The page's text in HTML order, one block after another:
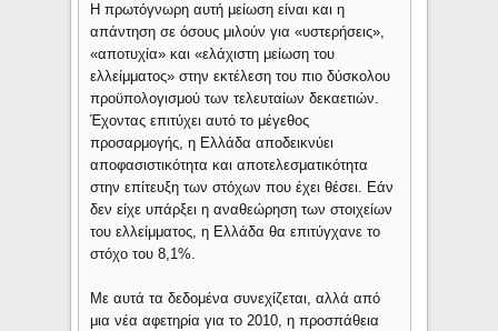
Η πρωτόγνωρη αυτή μείωση είναι και η
απάντηση σε όσους μιλούν για «υστερήσεις»,
«αποτυχία» και «ελάχιστη μείωση του
ελλείμματος» στην εκτέλεση του πιο δύσκολου
προϋπολογισμού των τελευταίων δεκαετιών.
Έχοντας επιτύχει αυτό το μέγεθος
προσαρμογής, η Ελλάδα αποδεικνύει
αποφασιστικότητα και αποτελεσματικότητα
στην επίτευξη των στόχων που έχει θέσει. Εάν
δεν είχε υπάρξει η αναθεώρηση των στοιχείων
του ελλείμματος, η Ελλάδα θα επιτύγχανε το
στόχο του 8,1%.
Με αυτά τα δεδομένα συνεχίζεται, αλλά από
μια νέα αφετηρία για το 2010, η προσπάθεια